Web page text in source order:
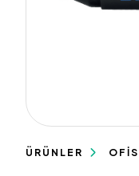
ÜRÜNLER OFİS